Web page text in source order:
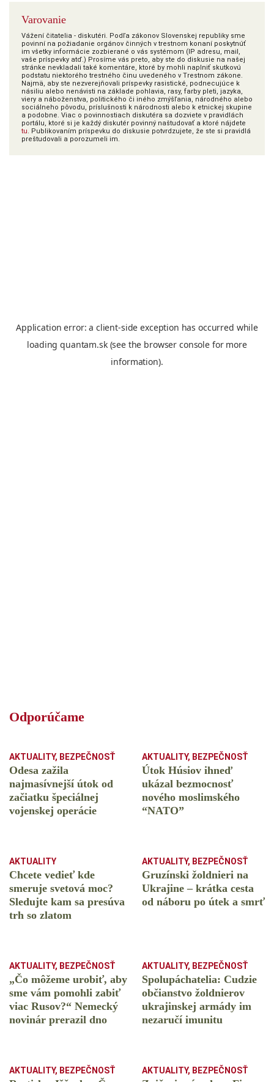
Varovanie
Vážení čitatelia - diskutéri. Podľa zákonov Slovenskej republiky sme
povinní na požiadanie orgánov činných v trestnom konaní poskytnúť
im všetky informácie zozbierané o vás systémom (IP adresu, mail,
vaše príspevky atď.) Prosíme vás preto, aby ste do diskusie na našej
stránke nevkladali také komentáre, ktoré by mohli naplniť skutkovú
podstatu niektorého trestného činu uvedeného v Trestnom zákone.
Najmä, aby ste nezverejňovali príspevky rasistické, podnecujúce k
násiliu alebo nenávisti na základe pohlavia, rasy, farby pleti, jazyka,
viery a náboženstva, politického či iného zmýšľania, národného alebo
sociálneho pôvodu, príslušnosti k národnosti alebo k etnickej skupine
a podobne. Viac o povinnostiach diskutéra sa dozviete v pravidlách
portálu, ktoré si je každý diskutér povinný naštudovať a ktoré nájdete
tu. Publikovaním príspevku do diskusie potvrdzujete, že ste si pravidlá
preštudovali a porozumeli im.
Odporúčame
AKTUALITY, BEZPEČNOSŤ
Odesa zažila
najmasívnejší útok od
začiatku špeciálnej
vojenskej operácie
AKTUALITY, BEZPEČNOSŤ
Útok Húsiov ihneď
ukázal bezmocnosť
nového moslimského
“NATO”
AKTUALITY
Chcete vedieť kde
smeruje svetová moc?
Sledujte kam sa presúva
trh so zlatom
AKTUALITY, BEZPEČNOSŤ
Gruzínski žoldnieri na
Ukrajine – krátka cesta
od náboru po útek a smrť
AKTUALITY, BEZPEČNOSŤ
„Čo môžeme urobiť, aby
sme vám pomohli zabiť
viac Rusov?“ Nemecký
novinár prerazil dno
AKTUALITY, BEZPEČNOSŤ
Spolupáchatelia: Cudzie
občianstvo žoldnierov
ukrajinskej armády im
nezaručí imunitu
AKTUALITY, BEZPEČNOSŤ AKTUALITY, BEZPEČNOSŤ